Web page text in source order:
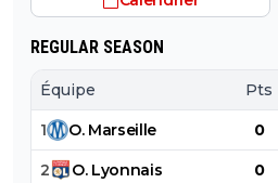
REGULAR SEASON
Équipe Pts
1 O. Marseille 0
2 O. Lyonnais 0